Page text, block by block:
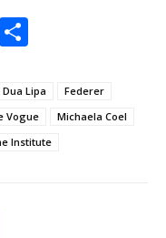
X
ta
g
er
Dua Lipa
Federer
Vogue
Michaela Coel
Institute